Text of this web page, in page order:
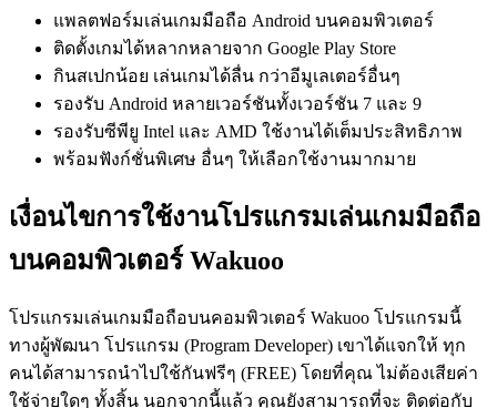
แพลตฟอร์มเล่นเกมมือถือ Android บนคอมพิวเตอร์
ติดตั้งเกมได้หลากหลายจาก Google Play Store
กินสเปกน้อย เล่นเกมได้ลื่น กว่าอีมูเลเตอร์อื่นๆ
รองรับ Android หลายเวอร์ชันทั้งเวอร์ชัน 7 และ 9
รองรับซีพียู Intel และ AMD ใช้งานได้เต็มประสิทธิภาพ
พร้อมฟังก์ชั่นพิเศษ อื่นๆ ให้เลือกใช้งานมากมาย
เงื่อนไขการใช้งานโปรแกรมเล่นเกมมือถือ
บนคอมพิวเตอร์ Wakuoo
โปรแกรมเล่นเกมมือถือบนคอมพิวเตอร์ Wakuoo โปรแกรมนี้
ทางผู้พัฒนา โปรแกรม (Program Developer) เขาได้แจกให้ ทุก
คนได้สามารถนำไปใช้กันฟรีๆ (FREE) โดยที่คุณ ไม่ต้องเสียค่า
ใช้จ่ายใดๆ ทั้งสิ้น นอกจากนี้แล้ว คุณยังสามารถที่จะ ติดต่อกับ